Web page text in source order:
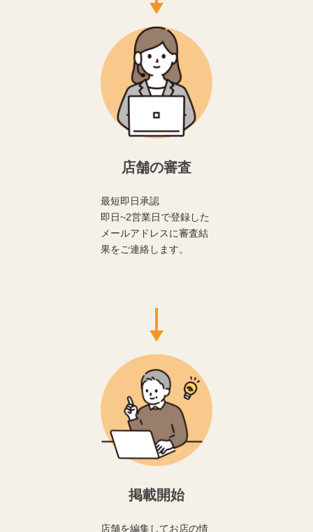
店舗の審査
最短即日承認
即日~2営業日で登録した
メールアドレスに審査結
果をご連絡します。
掲載開始
店舗を編集してお店の情